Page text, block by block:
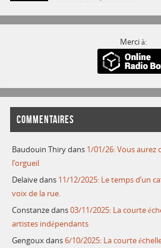
Merci à:
COMMENTAIRES
Baudouin Thirydans 1/01/26: Vous aurez
l’orgueil
Delaivedans 11/12/2025: Le temps d’un
voix de la rue.
Constanzedans03/11/2025: La courte
artistes indépendants
Gengouxdans6/10/2025: La courte